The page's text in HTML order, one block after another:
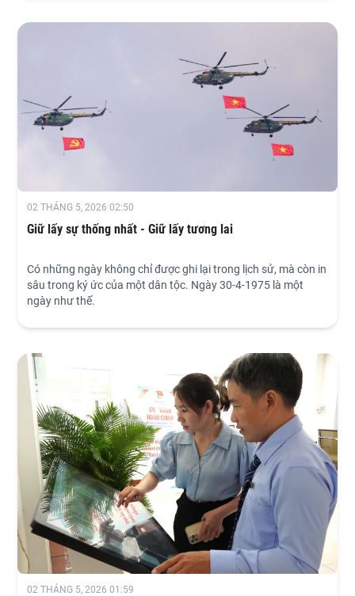
02 THÁNG 5, 2026 02:50
Giữ lấy sự thống nhất - Giữ lấy tương lai
Có những ngày không chỉ được ghi lại trong lịch sử, mà còn in
sâu trong ký ức của một dân tộc. Ngày 30-4-1975 là một
ngày như thế.
02 THÁNG 5, 2026 01:59